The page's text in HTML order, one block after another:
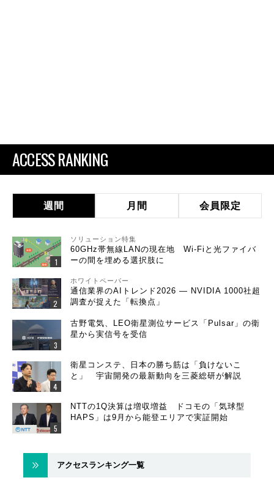
ACCESS RANKING
週間 月間 会員限定
ソリューション特集
60GHz帯無線LANの現在地 Wi-Fiと光ファイバ
ーの間を埋める選択肢に
ホワイトペーパー
通信業界のAIトレンド2026 ― NVIDIA 1000社超
調査が捉えた「転換点」
古野電気、LEO衛星測位サービス「Pulsar」の衛
星から実信号を受信
衛星コンステ、日本の勝ち筋は「負けないこ
と」 宇宙開発の最新動向を三菱総研が解説
NTTの1Q決算は増収増益 ドコモの「気球型
HAPS」は9月から能登エリアで実証開始
アクセスランキング一覧